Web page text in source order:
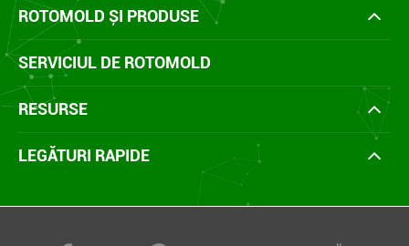
ROTOMOLD ȘI PRODUSE
SERVICIUL DE ROTOMOLD
RESURSE
LEGĂTURI RAPIDE